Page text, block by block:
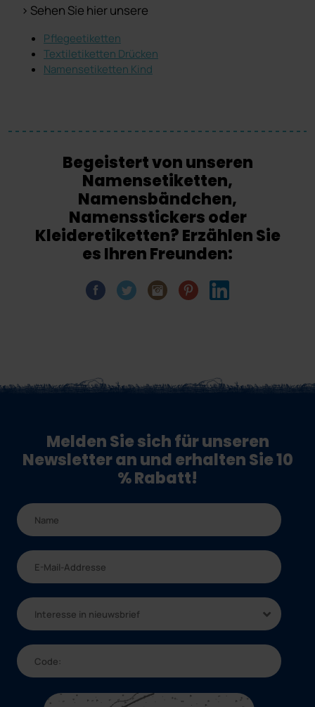
> Sehen Sie hier unsere
Pflegeetiketten
Textiletiketten Drücken
Namensetiketten Kind
Begeistert von unseren
Namensetiketten,
Namensbändchen,
Namensstickers oder
Kleideretiketten? Erzählen Sie
es Ihren Freunden:
Melden Sie sich für unseren
Newsletter an und erhalten Sie 10
% Rabatt!
Interesse in nieuwsbrief